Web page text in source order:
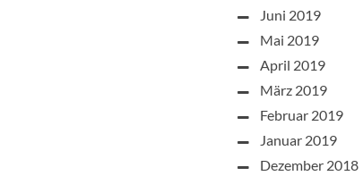
Juni 2019
Mai 2019
April 2019
März 2019
Februar 2019
Januar 2019
Dezember 2018